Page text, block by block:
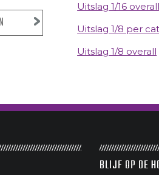
Uitslag 1/16
Uitslag 1/8 per
Uitslag 1/8 overall
BLIJF OP DE